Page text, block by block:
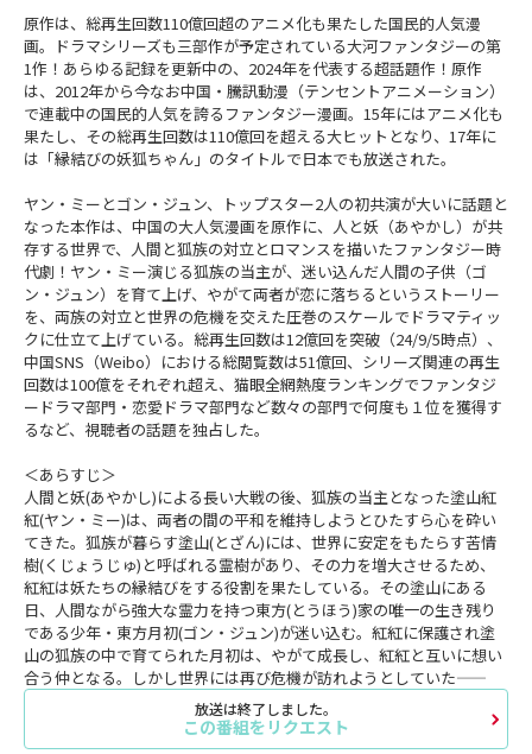
原作は、総再生回数110億回超のアニメ化も果たした国民的人気漫
画。ドラマシリーズも三部作が予定されている大河ファンタジーの第
1作！あらゆる記録を更新中の、2024年を代表する超話題作！原作
は、2012年から今なお中国・騰訊動漫（テンセントアニメーション）
で連載中の国民的人気を誇るファンタジー漫画。15年にはアニメ化も
果たし、その総再生回数は110億回を超える大ヒットとなり、17年に
は「縁結びの妖狐ちゃん」のタイトルで日本でも放送された。
ヤン・ミーとゴン・ジュン、トップスター2人の初共演が大いに話題と
なった本作は、中国の大人気漫画を原作に、人と妖（あやかし）が共
存する世界で、人間と狐族の対立とロマンスを描いたファンタジー時
代劇！ヤン・ミー演じる狐族の当主が、迷い込んだ人間の子供（ゴ
ン・ジュン）を育て上げ、やがて両者が恋に落ちるというストーリー
を、両族の対立と世界の危機を交えた圧巻のスケールでドラマティッ
クに仕立て上げている。総再生回数は12億回を突破（24/9/5時点）、
中国SNS（Weibo）における総閲覧数は51億回、シリーズ関連の再生
回数は100億をそれぞれ超え、猫眼全網熱度ランキングでファンタジ
ードラマ部門・恋愛ドラマ部門など数々の部門で何度も１位を獲得す
るなど、視聴者の話題を独占した。
＜あらすじ＞
人間と妖(あやかし)による長い大戦の後、狐族の当主となった塗山紅
紅(ヤン・ミー)は、両者の間の平和を維持しようとひたすら心を砕い
てきた。狐族が暮らす塗山(とざん)には、世界に安定をもたらす苦情
樹(くじょうじゅ)と呼ばれる霊樹があり、その力を増大させるため、
紅紅は妖たちの縁結びをする役割を果たしている。その塗山にある
日、人間ながら強大な霊力を持つ東方(とうほう)家の唯一の生き残り
である少年・東方月初(ゴン・ジュン)が迷い込む。紅紅に保護され塗
山の狐族の中で育てられた月初は、やがて成長し、紅紅と互いに想い
合う仲となる。しかし世界には再び危機が訪れようとしていた――
放送は終了しました。
この番組をリクエスト